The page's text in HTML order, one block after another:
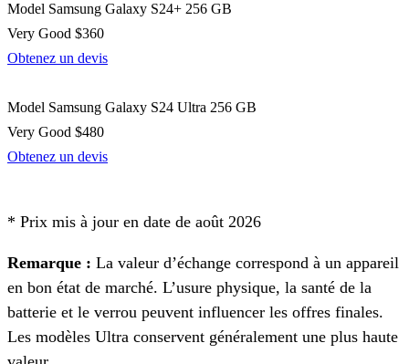
Model Samsung Galaxy S24+ 256 GB
Very Good $360
Obtenez un devis
Model Samsung Galaxy S24 Ultra 256 GB
Very Good $480
Obtenez un devis
* Prix mis à jour en date de août 2026
Remarque : La valeur d’échange correspond à un appareil
en bon état de marché. L’usure physique, la santé de la
batterie et le verrou peuvent influencer les offres finales.
Les modèles Ultra conservent généralement une plus haute